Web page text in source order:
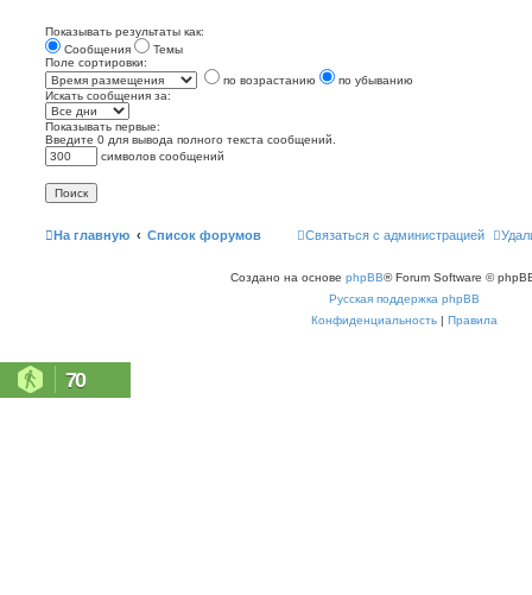
Показывать результаты как:
Сообщения
Темы
Поле сортировки:
по возрастанию
по убыванию
Искать сообщения за:
Показывать первые:
Введите 0 для вывода полного текста сообщений.
символов сообщений
На главную Список форумов Связаться с администрацией
Создано на основе phpBB® Forum Software ©
Русская поддержка phpBB
Конфиденциальность | Правила
70